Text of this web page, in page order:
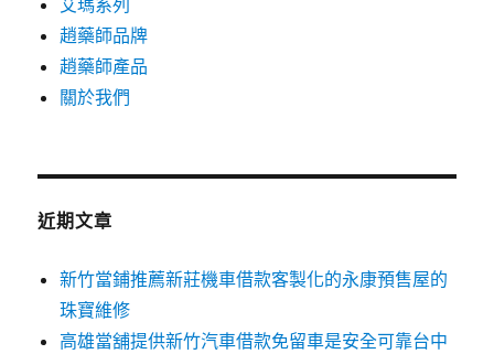
艾瑪系列
趙藥師品牌
趙藥師產品
關於我們
近期文章
新竹當鋪推薦新莊機車借款客製化的永康預售屋的
珠寶維修
高雄當舖提供新竹汽車借款免留車是安全可靠台中